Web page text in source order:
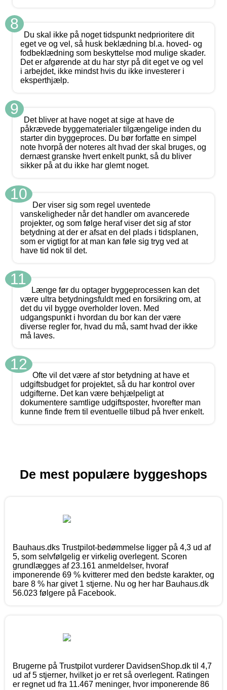
8
Du skal ikke på noget tidspunkt nedprioritere dit
eget ve og vel, så husk beklædning bl.a. hoved- og
fodbeklædning som beskyttelse mod mulige skader.
Det er afgørende at du har styr på dit eget ve og vel
i arbejdet, ikke mindst hvis du ikke investerer i
eksperthjælp.
9
Det bliver at have noget at sige at have de
påkrævede byggematerialer tilgængelige inden du
starter din byggeproces. Du bør forfatte en simpel
note hvorpå der noteres alt hvad der skal bruges, og
dernæst granske hvert enkelt punkt, så du bliver
sikker på at du ikke har glemt noget.
10
Der viser sig som regel uventede
vanskeligheder når det handler om avancerede
projekter, og som følge heraf viser det sig af stor
betydning at der er afsat en del plads i tidsplanen,
som er vigtigt for at man kan føle sig tryg ved at
have tid nok til det.
11
Længe før du optager byggeprocessen kan det
være ultra betydningsfuldt med en forsikring om, at
det du vil bygge overholder loven. Med
udgangspunkt i hvordan du bor kan der være
diverse regler for, hvad du må, samt hvad der ikke
må laves.
12
Ofte vil det være af stor betydning at have et
udgiftsbudget for projektet, så du har kontrol over
udgifterne. Det kan være behjælpeligt at
dokumentere samtlige udgiftsposter, hvorefter man
kunne finde frem til eventuelle tilbud på hver enkelt.
De mest populære byggeshops
Bauhaus.dks Trustpilot-bedømmelse ligger på 4,3 ud af
5, som selvfølgelig er virkelig overlegent. Scoren
grundlægges af 23.161 anmeldelser, hvoraf
imponerende 69 % kvitterer med den bedste karakter, og
bare 8 % har givet 1 stjerne. Nu og her har Bauhaus.dk
56.023 følgere på Facebook.
Brugerne på Trustpilot vurderer DavidsenShop.dk til 4,7
ud af 5 stjerner, hvilket jo er ret så overlegent. Ratingen
er regnet ud fra 11.467 meninger, hvor imponerende 86